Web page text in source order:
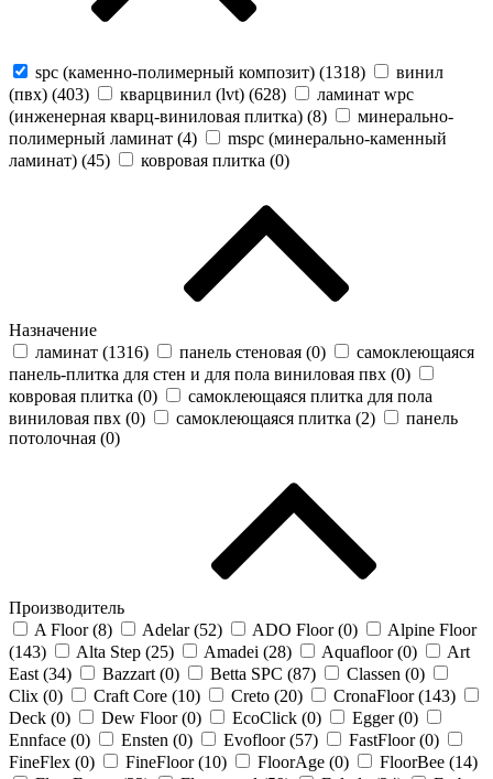
spc (каменно-полимерный композит) (1318)
винил
(пвх) (403) кварцвинил (lvt) (628)
ламинат wpc
(инженерная кварц-виниловая плитка) (8)
минерально-
полимерный ламинат (4)
mspc (минерально-каменный
ламинат) (45) ковровая плитка (0)
Назначение
ламинат (1316) панель стеновая (0)
самоклеющаяся
панель-плитка для стен и для пола виниловая пвх (0)
ковровая плитка (0)
самоклеющаяся плитка для пола
виниловая пвх (0) самоклеющаяся плитка (2)
панель
потолочная (0)
Производитель
A Floor (8) Adelar (52) ADO Floor (0)
Alpine Floor
(143) Alta Step (25) Amadei (28) Aquafloor (0)
Art
East (34) Bazzart (0) Betta SPC (87) Classen (0)
Clix (0) Craft Core (10) Creto (20) CronaFloor (143)
Deck (0) Dew Floor (0) EcoClick (0) Egger (0)
Ennface (0) Ensten (0) Evofloor (57) FastFloor (0)
FineFlex (0) FineFloor (10) FloorAge (0) FloorBee (14)